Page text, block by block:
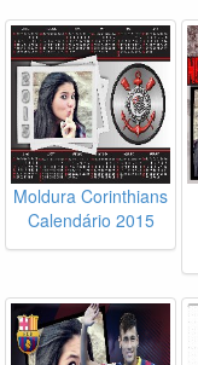
Moldura Corinthians
Calendário 2015